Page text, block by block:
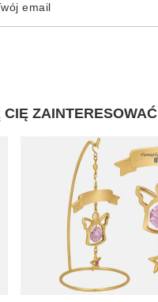
email
ZAINTERESOWAĆ